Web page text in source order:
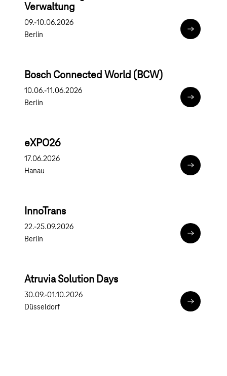
Verwaltung
09.-10.06.2026
Berlin
Bosch Connected World (BCW)
10.06.-11.06.2026
Berlin
Bosch
eXPO26
17.06.2026
Hanau
eXPO26
InnoTrans
22.-25.09.2026
Berlin
InnoTrans
Atruvia Solution Days
30.09.-01.10.2026
Düsseldorf
Atruvia